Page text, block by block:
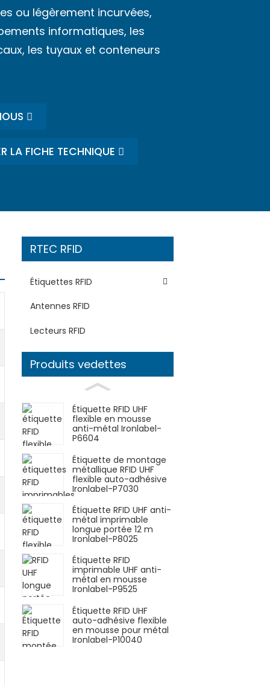
ou légèrement incurvées,
informatiques, les
les tuyaux et conteneurs
LA FICHE TECHNIQUE
RTEC RFID
Étiquettes RFID
Antennes RFID
Lecteurs RFID
Produits vedettes
Étiquette RFID UHF
flexible en mousse
anti-métal Ironlabel-
P6604
Étiquette de montage
métallique RFID UHF
flexible auto-adhésive
Ironlabel-P7030
Étiquette RFID UHF anti-
métal imprimable
longue portée 12 m
Ironlabel-P8025
Étiquette RFID
imprimable UHF anti-
métal en mousse
Ironlabel-P9525
Étiquette RFID UHF
auto-adhésive flexible
en mousse pour métal
Ironlabel-P10040